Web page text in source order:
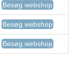
Besøg webshop
Besøg webshop
Besøg webshop